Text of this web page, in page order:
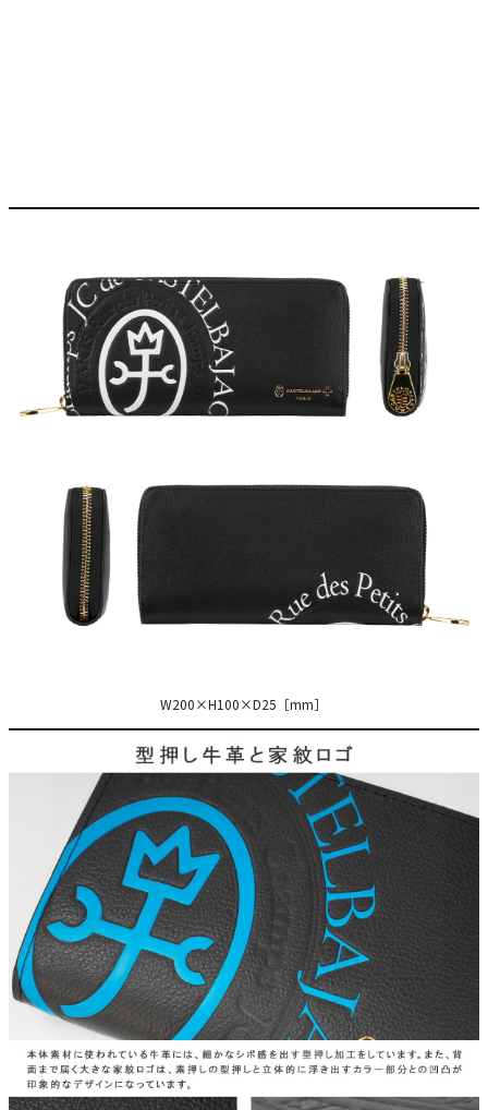
W200×H100×D25［mm］